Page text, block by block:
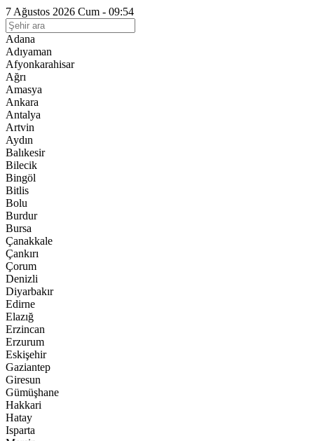
7 Ağustos 2026 Cum - 09:54
Adana
Adıyaman
Afyonkarahisar
Ağrı
Amasya
Ankara
Antalya
Artvin
Aydın
Balıkesir
Bilecik
Bingöl
Bitlis
Bolu
Burdur
Bursa
Çanakkale
Çankırı
Çorum
Denizli
Diyarbakır
Edirne
Elazığ
Erzincan
Erzurum
Eskişehir
Gaziantep
Giresun
Gümüşhane
Hakkari
Hatay
Isparta